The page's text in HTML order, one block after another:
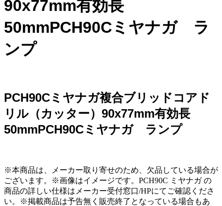
90x77mm有効長
50mmPCH90Cミヤナガ ラ
ンプ
PCH90Cミヤナガ複合ブリッドコアド
リル（カッター）90x77mm有効長
50mmPCH90Cミヤナガ ランプ
※本商品は、メーカー取り寄せのため、欠品している場合が
ございます。※画像はイメージです。PCH90C ミヤナガ の
商品の詳しい仕様はメーカー受付窓口/HPにてご確認くださ
い。※掲載商品は予告無く販売終了となっている場合もあ